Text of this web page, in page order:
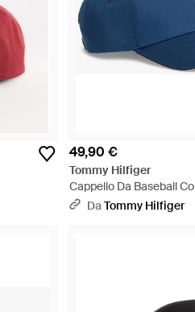
49,90 €
Tommy Hilfiger
Cappello Da Baseball
Iconico - Blu
DaTommy Hilfiger